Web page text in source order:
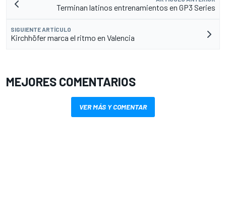
Terminan latinos entrenamientos en GP3 Series
SIGUIENTE ARTÍCULO
Kirchhöfer marca el ritmo en Valencia
MEJORES COMENTARIOS
VER MÁS Y COMENTAR